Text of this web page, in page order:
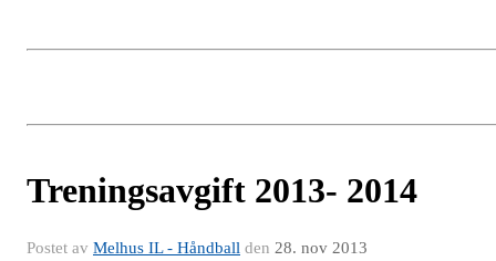
Treningsavgift 2013- 2014
Postet av Melhus IL - Håndball den 28. nov 2013